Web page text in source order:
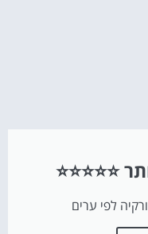
⭐⭐⭐⭐⭐
לפי ערים